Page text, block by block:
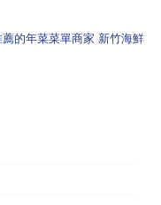
的年菜菜單商家 新竹海鮮